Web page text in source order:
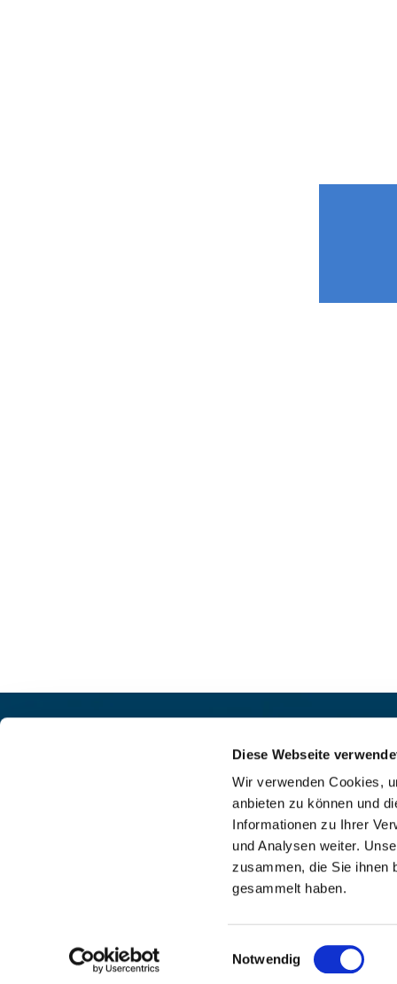
Diese Webseite
Wir verwenden Cookies,
anbieten zu können und
Informationen zu Ihrer
und Analysen weiter.
zusammen, die Sie ihnen
gesammelt haben.
Einwilligungsauswahl
Notwendig
 +49

